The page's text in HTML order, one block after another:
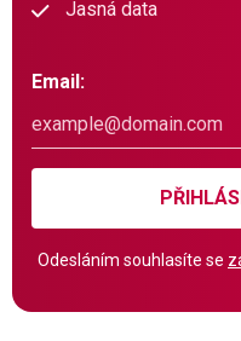
Jasná data
Email:
Odesláním souhlasíte se